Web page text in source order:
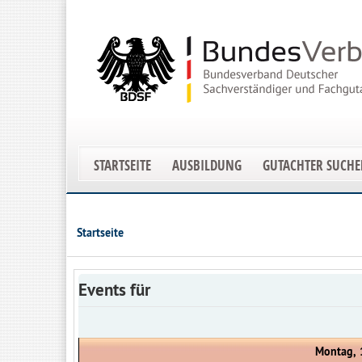
STARTSEITE AUSBILDUNG GUTACHTER
Startseite
Events für
Montag,